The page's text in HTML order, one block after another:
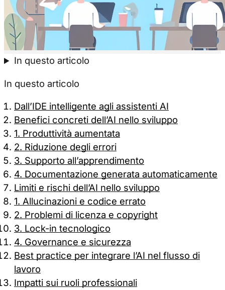
In questo articolo
In questo articolo
Dall’IDE intelligente agli assistenti AI
Benefici concreti dell’AI nello sviluppo
1. Produttività aumentata
2. Riduzione degli errori
3. Supporto all’apprendimento
4. Documentazione generata automaticamente
Limiti e rischi dell’AI nello sviluppo
1. Allucinazioni e codice errato
2. Problemi di licenza e copyright
3. Lock-in tecnologico
4. Governance e sicurezza
Best practice per integrare l’AI nel flusso di
lavoro
Impatti sui ruoli professionali
Accetta tutti
Solo